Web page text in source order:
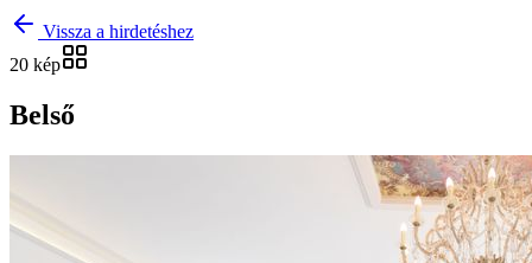
Vissza a hirdetéshez
20 kép
Belső